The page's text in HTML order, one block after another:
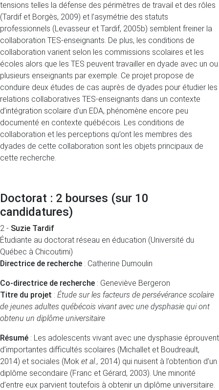
tensions telles la défense des périmètres de travail et des rôles
(Tardif et Borgès, 2009) et l’asymétrie des statuts
professionnels (Levasseur et Tardif, 2005b) semblent freiner la
collaboration TES-enseignants. De plus, les conditions de
collaboration varient selon les commissions scolaires et les
écoles alors que les TES peuvent travailler en dyade avec un ou
plusieurs enseignants par exemple. Ce projet propose de
conduire deux études de cas auprès de dyades pour étudier les
relations collaboratives TES-enseignants dans un contexte
d’intégration scolaire d'un EDA, phénomène encore peu
documenté en contexte québécois. Les conditions de
collaboration et les perceptions qu’ont les membres des
dyades de cette collaboration sont les objets principaux de
cette recherche.
Doctorat : 2 bourses (sur 10
candidatures)
2 - Suzie Tardif
Étudiante au doctorat réseau en éducation (Université du
Québec à Chicoutimi)
Directrice de recherche : Catherine Dumoulin
Co-directrice de recherche : Geneviève Bergeron
Titre du projet : Étude sur les facteurs de persévérance scolaire
de jeunes adultes québécois vivant avec une dysphasie qui ont
obtenu un diplôme universitaire​
Résumé : Les adolescents vivant avec une dysphasie éprouvent
d’importantes difficultés scolaires (Michallet et Boudreault,
2014) et sociales (Mok et al., 2014) qui nuisent à l’obtention d’un
diplôme secondaire (Franc et Gérard, 2003). Une minorité
d’entre eux parvient toutefois à obtenir un diplôme universitaire.